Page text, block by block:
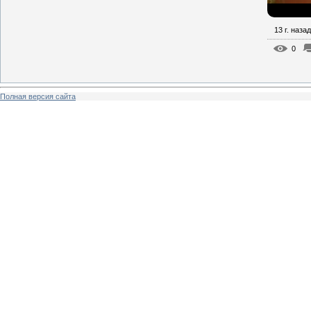
13 г. назад
0
Полная версия сайта